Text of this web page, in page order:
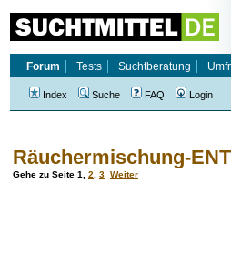
Räuchermischung-
Gehe zu Seite 1 2 3 Weiter
Forum
Tests Suchtberatung
Index Suche FAQ Login